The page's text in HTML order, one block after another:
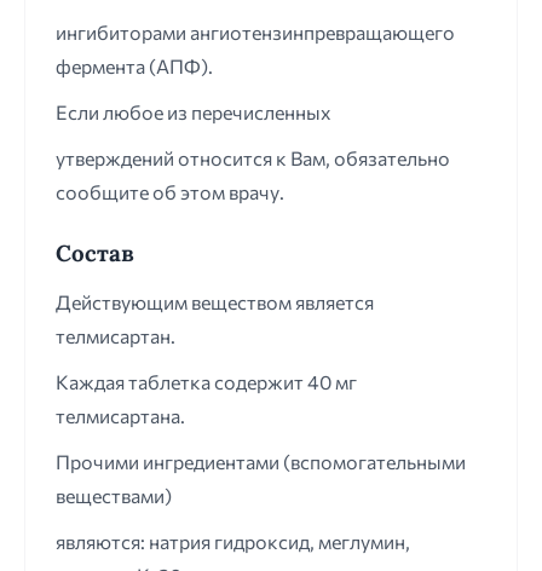
ингибиторами ангиотензинпревращающего
фермента (АПФ).
Если любое из перечисленных
утверждений относится к Вам, обязательно
сообщите об этом врачу.
Состав
Действующим веществом является
телмисартан.
Каждая таблетка содержит 40 мг
телмисартана.
Прочими ингредиентами (вспомогательными
веществами)
являются: натрия гидроксид, меглумин,